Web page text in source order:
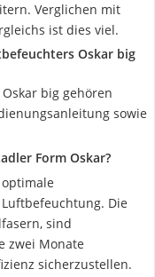
Verglichen mit
ist dies viel.
Oskar big
big gehören
sowie
Form Oskar?
Die
sind
zwei Monate
sicherzustellen.